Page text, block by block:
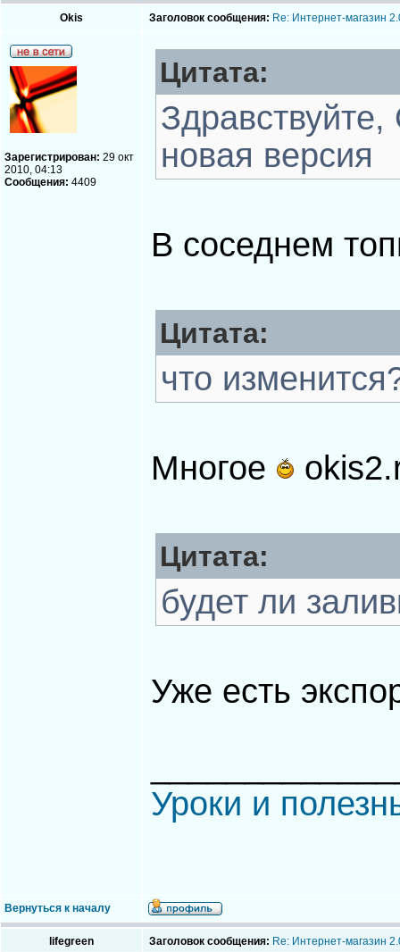
Okis Заголовок сообщения: Re: Интернет-магазин
Зарегистрирован: 29 окт
2010, 04:13
Сообщения: 4409
Цитата:
Здравствуйте,
новая версия
В соседнем
Цитата:
что
Многое
Цитата:
будет ли
Уже есть
Уроки и
Вернуться к началу
lifegreen Заголовок сообщения: Re: Интернет-магазин